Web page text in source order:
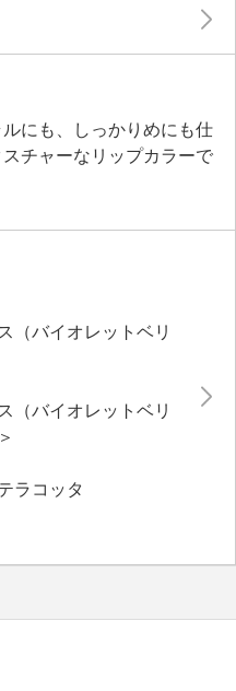
にも、しっかりめにも仕
チャーなリップカラーで
（バイオレットベリ
（バイオレットベリ
ラコッタ